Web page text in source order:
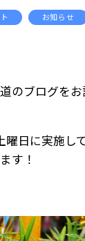
お知らせ
のブログを
曜日に実施し
す！